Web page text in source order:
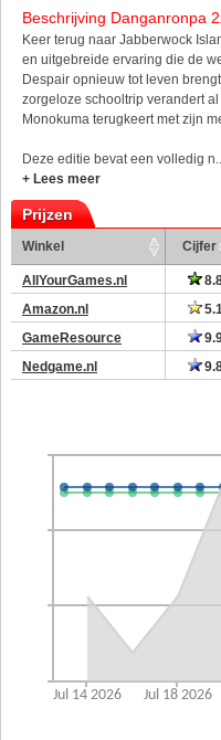
Beschrijving Danganronpa
Keer terug naar Jabberwock
en uitgebreide ervaring die de
Despair opnieuw tot leven
zorgeloze schooltrip verandert
Monokuma terugkeert met zijn
Deze editie bevat een volledig n...
+ Lees meer
Prijzen
Winkel Cijfer
AllYourGames.nl
Amazon.nl
5.1
GameResource
Nedgame.nl